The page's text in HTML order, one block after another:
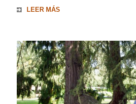
LEER MÁS